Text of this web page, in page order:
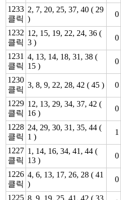
1233
클릭
2, 7, 20, 25, 37, 40 ( 29
)
0
1232
클릭
12, 15, 19, 22, 24, 36 (
3 )
0
1231
클릭
4, 13, 14, 18, 31, 38 (
15 )
0
1230
클릭
3, 8, 9, 22, 28, 42 ( 45 ) 0
1229
클릭
12, 13, 29, 34, 37, 42 (
16 )
0
1228
클릭
24, 29, 30, 31, 35, 44 (
1 )
1
1227
클릭
1, 14, 16, 34, 41, 44 (
13 )
0
1226
클릭
4, 6, 13, 17, 26, 28 ( 41
)
0
1225 8, 9, 19, 25, 41, 42 ( 33